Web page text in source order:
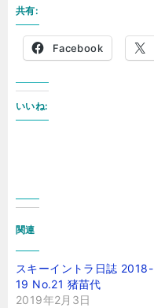
共有:
Facebook
いいね:
関連
スキーイントラ日誌 2018-
19 No.21 猪苗代
2019年2月3日